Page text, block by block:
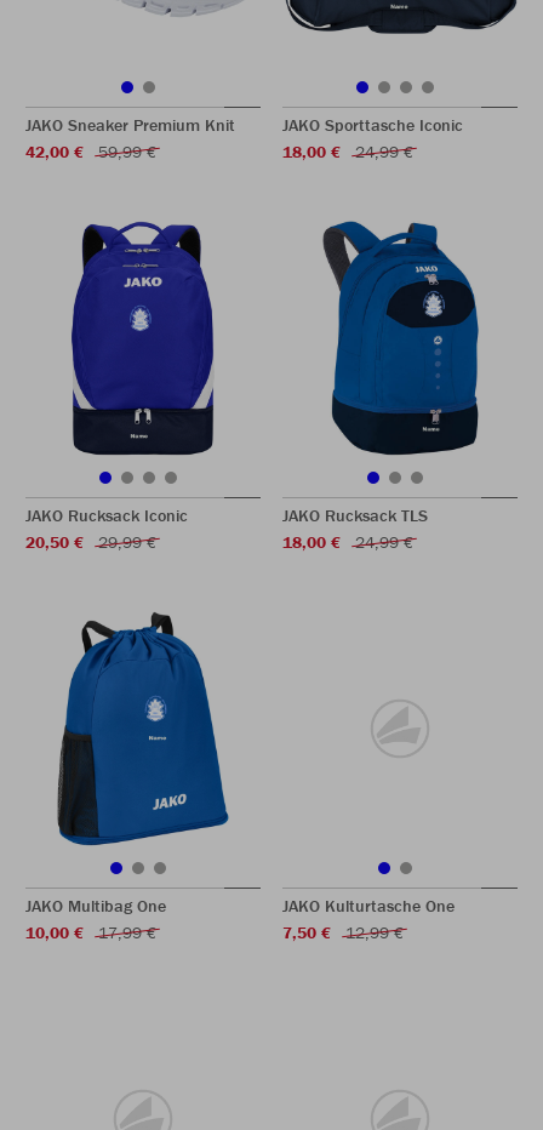
JAKO Sneaker Premium Knit
42,00 €
59,99 €
JAKO Sporttasche Iconic
18,00 €
24,99 €
JAKO Rucksack Iconic
20,50 €
29,99 €
JAKO Rucksack TLS
18,00 €
24,99 €
JAKO Multibag One
10,00 €
17,99 €
JAKO Kulturtasche One
7,50 €
12,99 €